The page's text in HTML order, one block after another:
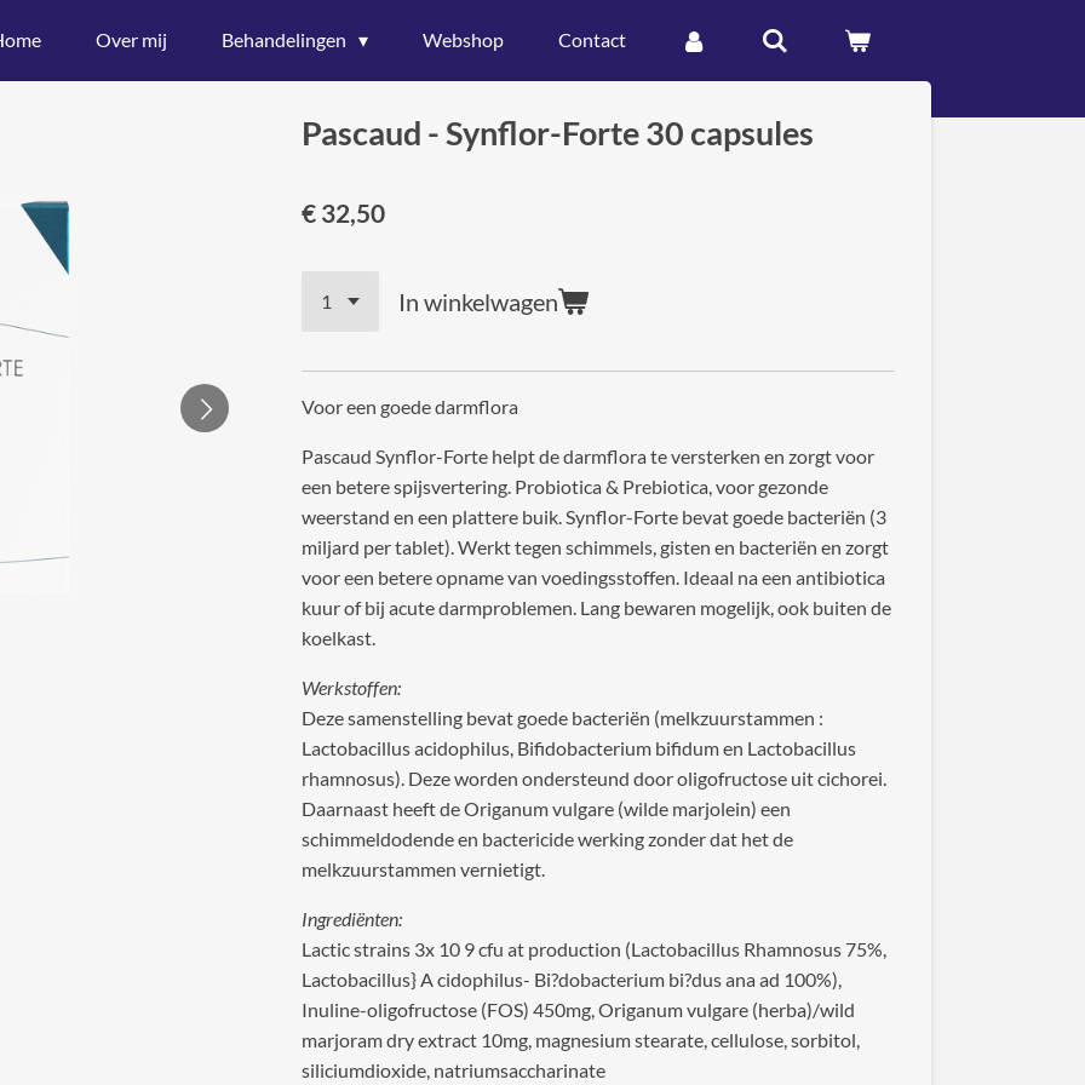
Over mij Behandelingen Webshop Contact
Pascaud - Synflor-Forte 30 capsules
€ 32,50
In winkelwagen
Voor een goede darmflora
Pascaud Synflor-Forte helpt de darmflora te versterken en zorgt voor
een betere spijsvertering. Probiotica & Prebiotica, voor gezonde
weerstand en een plattere buik. Synflor-Forte bevat goede bacteriën (3
miljard per tablet). Werkt tegen schimmels, gisten en bacteriën en zorgt
voor een betere opname van voedingsstoffen. Ideaal na een antibiotica
kuur of bij acute darmproblemen. Lang bewaren mogelijk, ook buiten de
koelkast.
Werkstoffen:
Deze samenstelling bevat goede bacteriën (melkzuurstammen :
Lactobacillus acidophilus, Bifidobacterium bifidum en Lactobacillus
rhamnosus). Deze worden ondersteund door oligofructose uit cichorei.
Daarnaast heeft de Origanum vulgare (wilde marjolein) een
schimmeldodende en bactericide werking zonder dat het de
melkzuurstammen vernietigt.
Ingrediënten:
Lactic strains 3x 10 9 cfu at production (Lactobacillus Rhamnosus 75%,
Lactobacillus} A cidophilus- Bi?dobacterium bi?dus ana ad 100%),
Inuline-oligofructose (FOS) 450mg, Origanum vulgare (herba)/wild
marjoram dry extract 10mg, magnesium stearate, cellulose, sorbitol,
siliciumdioxide, natriumsaccharinate